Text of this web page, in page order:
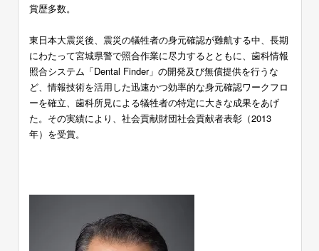
賞歴多数。
東日本大震災後、震災の犠牲者の身元確認が難航する中、長期
にわたって宮城県警で照合作業に尽力するとともに、歯科情報
照合システム「Dental Finder」の開発及び無償提供を行うな
ど、情報技術を活用した迅速かつ効率的な身元確認ワークフロ
ーを確立、歯科所見による犠牲者の特定に大きな成果をあげ
た。その実績により、社会貢献財団社会貢献者表彰（2013
年）を受賞。